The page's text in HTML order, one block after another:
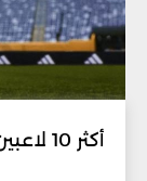
أكثر 10 لاعبين مشاركةً في تاريخ المونديال